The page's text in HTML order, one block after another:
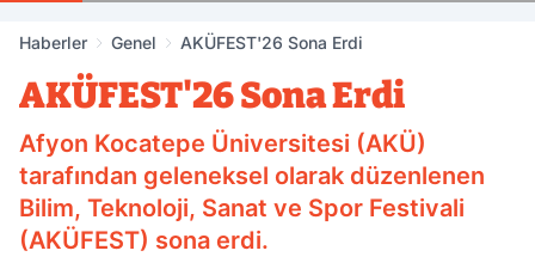
Haberler Genel AKÜFEST'26 Sona Erdi
AKÜFEST'26 Sona Erdi
Afyon Kocatepe Üniversitesi (AKÜ)
tarafından geleneksel olarak düzenlenen
Bilim, Teknoloji, Sanat ve Spor Festivali
(AKÜFEST) sona erdi.